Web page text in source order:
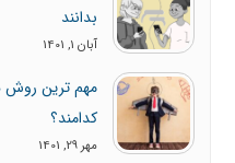
بدانند
آبان 1, 1401
مهم ترین روش
کدامند؟
مهر 29, 1401